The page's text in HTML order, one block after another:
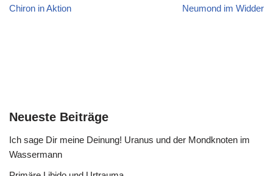
Chiron in Aktion Neumond im Widder
Neueste Beiträge
Ich sage Dir meine Deinung! Uranus und der Mondknoten im
Wassermann